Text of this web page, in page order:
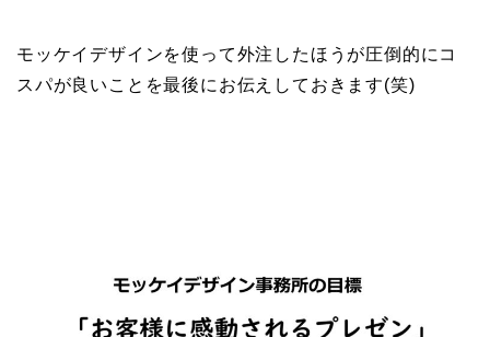
モッケイデザインを使って外注したほうが圧倒的にコ
スパが良いことを最後にお伝えしておきます(笑)